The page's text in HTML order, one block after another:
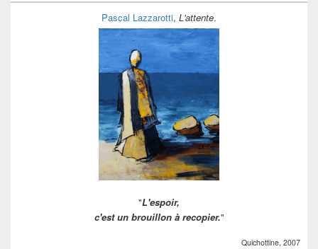
Pascal Lazzarotti, L'attente.
"L'espoir,
c'est un brouillon à recopier."
Quichottine, 2007